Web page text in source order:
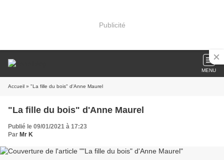
Publicité
MENU
Accueil » "La fille du bois" d'Anne Maurel
"La fille du bois" d'Anne Maurel
Publié le 09/01/2021 à 17:23
Par Mr K